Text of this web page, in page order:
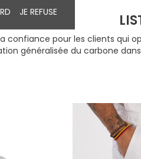
JE REFUSE
la confiance pour les clients
généralisée du carbone